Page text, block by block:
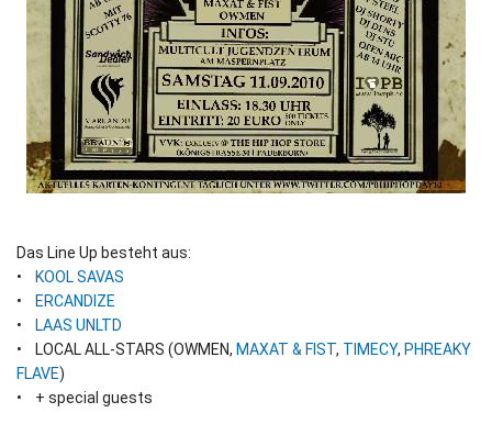
Das Line Up besteht aus:
• KOOL SAVAS
• ERCANDIZE
• LAAS UNLTD
• LOCAL ALL-STARS (OWMEN, MAXAT & FIST, TIMECY, PHREAKY
FLAVE)
• + special guests